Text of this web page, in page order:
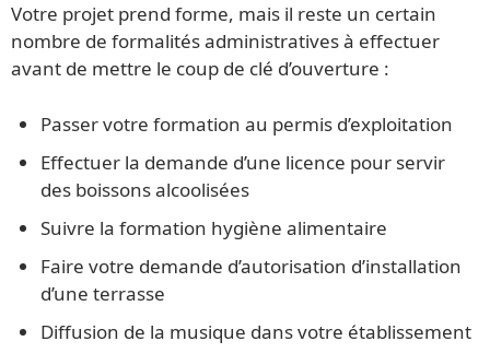
Votre projet prend forme, mais il reste un certain
nombre de formalités administratives à effectuer
avant de mettre le coup de clé d’ouverture :
Passer votre formation au permis d’exploitation
Effectuer la demande d’une licence pour servir
des boissons alcoolisées
Suivre la formation hygiène alimentaire
Faire votre demande d’autorisation d’installation
d’une terrasse
Diffusion de la musique dans votre établissement